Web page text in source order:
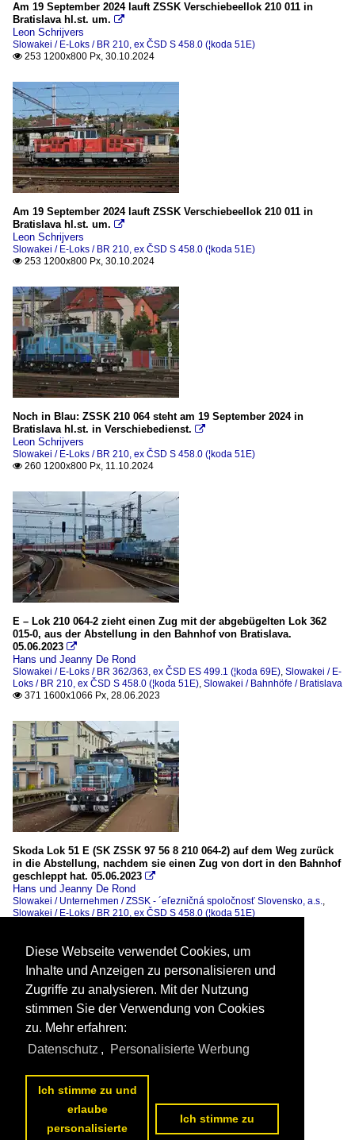
Am 19 September 2024 lauft ZSSK Verschiebeellok 210 011 in
Bratislava hl.st. um. 
Leon Schrijvers
Slowakei / E-Loks / BR 210, ex ČSD S 458.0 (¦koda 51E)
 253 1200x800 Px, 30.10.2024
Am 19 September 2024 lauft ZSSK Verschiebeellok 210 011 in
Bratislava hl.st. um. 
Leon Schrijvers
Slowakei / E-Loks / BR 210, ex ČSD S 458.0 (¦koda 51E)
 253 1200x800 Px, 30.10.2024
Noch in Blau: ZSSK 210 064 steht am 19 September 2024 in
Bratislava hl.st. in Verschiebedienst. 
Leon Schrijvers
Slowakei / E-Loks / BR 210, ex ČSD S 458.0 (¦koda 51E)
 260 1200x800 Px, 11.10.2024
E – Lok 210 064-2 zieht einen Zug mit der abgebügelten Lok 362
015-0, aus der Abstellung in den Bahnhof von Bratislava.
05.06.2023 
Hans und Jeanny De Rond
Slowakei / E-Loks / BR 362/363, ex ČSD ES 499.1 (¦koda 69E), Slowakei / E-
Loks / BR 210, ex ČSD S 458.0 (¦koda 51E), Slowakei / Bahnhöfe / Bratislava
 371 1600x1066 Px, 28.06.2023
Skoda Lok 51 E (SK ZSSK 97 56 8 210 064-2) auf dem Weg zurück
in die Abstellung, nachdem sie einen Zug von dort in den Bahnhof
geschleppt hat. 05.06.2023 
Hans und Jeanny De Rond
Slowakei / Unternehmen / ZSSK - ´eľezničná spoločnosť Slovensko, a.s.,
Slowakei / E-Loks / BR 210, ex ČSD S 458.0 (¦koda 51E)
Diese Webseite verwendet Cookies, um
Inhalte und Anzeigen zu personalisieren und
Zugriffe zu analysieren. Mit der Nutzung
stimmen Sie der Verwendung von Cookies
zu. Mehr erfahren:
Datenschutz , Personalisierte Werbung
Ich stimme zu und
erlaube
personalisierte
Ich stimme zu